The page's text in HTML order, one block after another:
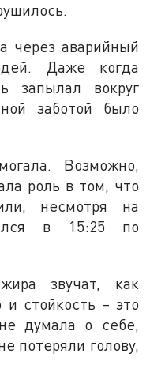
через аварийный
Даже когда
запылал вокруг
заботой было
Возможно,
роль в том, что
несмотря на
в 15:25 по
звучат, как
стойкость – это
думала о себе,
потеряли голову,